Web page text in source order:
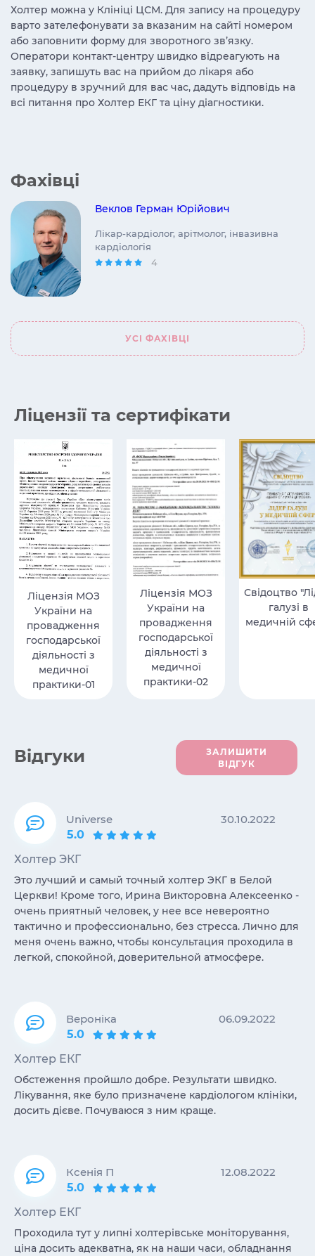
Холтер можна у Клініці ЦСМ. Для запису на процедуру
варто зателефонувати за вказаним на сайті номером
або заповнити форму для зворотного зв’язку.
Оператори контакт-центру швидко відреагують на
заявку, запишуть вас на прийом до лікаря або
процедуру в зручний для вас час, дадуть відповідь на
всі питання про Холтер ЕКГ та ціну діагностики.
Фахівці
4
Веклов Герман Юрійович
Лікар-кардіолог, арітмолог, інвазивна
кардіологія
УСІ ФАХІВЦІ
Ліцензії та сертифікати
Ліцензія МОЗ
України на
провадження
господарської
діяльності з
медичної
практики-01
Ліцензія МОЗ
України на
провадження
господарської
діяльності з
медичної
практики-02
Свідоцтво
галузі в
медичній
Вiдгуки
ЗАЛИШИТИ
ВІДГУК
Universe
30.10.2022
5.0
Холтер ЭКГ
Это лучший и самый точный холтер ЭКГ в Белой
Церкви! Кроме того, Ирина Викторовна Алексеенко -
очень приятный человек, у нее все невероятно
тактично и профессионально, без стресса. Лично для
меня очень важно, чтобы консультация проходила в
легкой, спокойной, доверительной атмосфере.
Вероніка
06.09.2022
5.0
Холтер ЕКГ
Обстеження пройшло добре. Результати швидко.
Лікування, яке було призначене кардіологом клініки,
досить дієве. Почуваюся з ним краще.
Ксенія П
12.08.2022
5.0
Холтер ЕКГ
Проходила тут у липні холтерівське моніторування,
ціна досить адекватна, як на наши часи, обладнання